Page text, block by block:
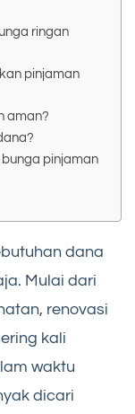
ringan
pinjaman
aman?
pinjaman
dana
Mulai dari
renovasi
kali
waktu
dicari